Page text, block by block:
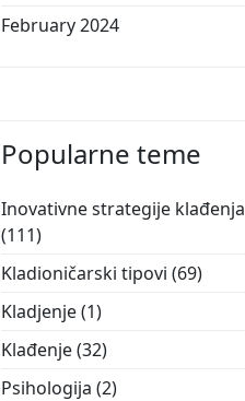
February 2024
Popularne teme
Inovativne strategije klađenja
(111)
Kladioničarski tipovi (69)
Kladjenje(1)
Klađenje(32)
Psihologija (2)